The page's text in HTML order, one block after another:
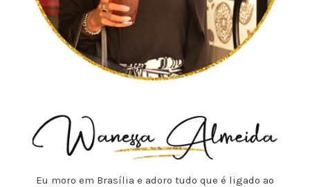
Eu moro em Brasília e adoro tudo que é ligado ao